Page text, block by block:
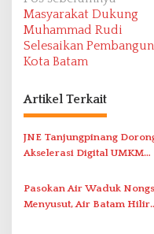
a
v
i
g
a
s
i
o
Masyarakat Dukung
Muhammad Rudi
Selesaikan
Kota Batam
Artikel Terkait
JNE Tanjungpinang
Akselerasi Digital UMKM
2026
Pasokan Air Waduk
Menyusut, Air Batam Hilir